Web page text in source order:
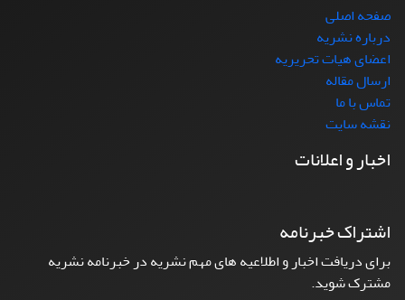
صفحه اصلی
درباره نشریه
اعضای هیات تحریریه
ارسال مقاله
تماس با ما
نقشه سایت
اخبار و اعلانات
اشتراک خبرنامه
برای دریافت اخبار و اطلاعیه های مهم نشریه در خبرنامه نشریه
مشترک شوید.